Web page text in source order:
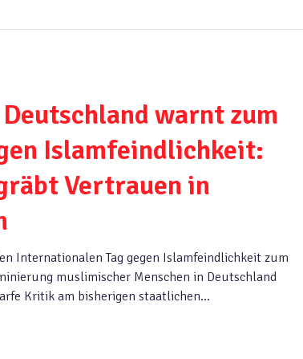
warnt zum
Islamfeindlichkeit:
Vertrauen in
Internationalen Tag gegen Islamfeindlichkeit zum
muslimischer Menschen in Deutschland
Kritik am bisherigen staatlichen…